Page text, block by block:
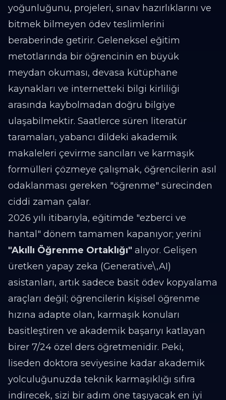
yoğunluğunu, projeleri, sınav hazırlıklarını ve
bitmek bilmeyen ödev teslimlerini
beraberinde getirir. Geleneksel eğitim
metotlarında bir öğrencinin en büyük
meydan okuması, devasa kütüphane
kaynakları ve internetteki bilgi kirliliği
arasında kaybolmadan doğru bilgiye
ulaşabilmektir. Saatlerce süren literatür
taramaları, yabancı dildeki akademik
makaleleri çevirme sancıları ve karmaşık
formülleri çözmeye çalışmak, öğrencilerin asıl
odaklanması gereken "öğrenme" sürecinden
ciddi zaman çalar.
2026 yılı itibarıyla, eğitimde "ezberci ve
hantal" dönem tamamen kapanıyor; yerini
"Akıllı Öğrenme Ortaklığı" alıyor. Gelişen
üretken yapay zeka (Generative\,AI)
asistanları, artık sadece basit ödev kopyalama
araçları değil; öğrencilerin kişisel öğrenme
hızına adapte olan, karmaşık konuları
basitleştiren ve akademik başarıyı katlayan
birer 7/24 özel ders öğretmenidir. Peki,
liseden doktora seviyesine kadar akademik
yolculuğunuzda teknik karmaşıklığı sıfıra
indirecek, sizi bir adım öne taşıyacak en iyi